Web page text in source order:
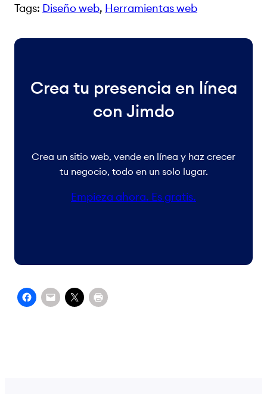
Tags: Diseño web, Herramientas web
Crea tu presencia en línea
con Jimdo
Crea un sitio web, vende en línea y haz crecer
tu negocio, todo en un solo lugar.
Empieza ahora. Es gratis.